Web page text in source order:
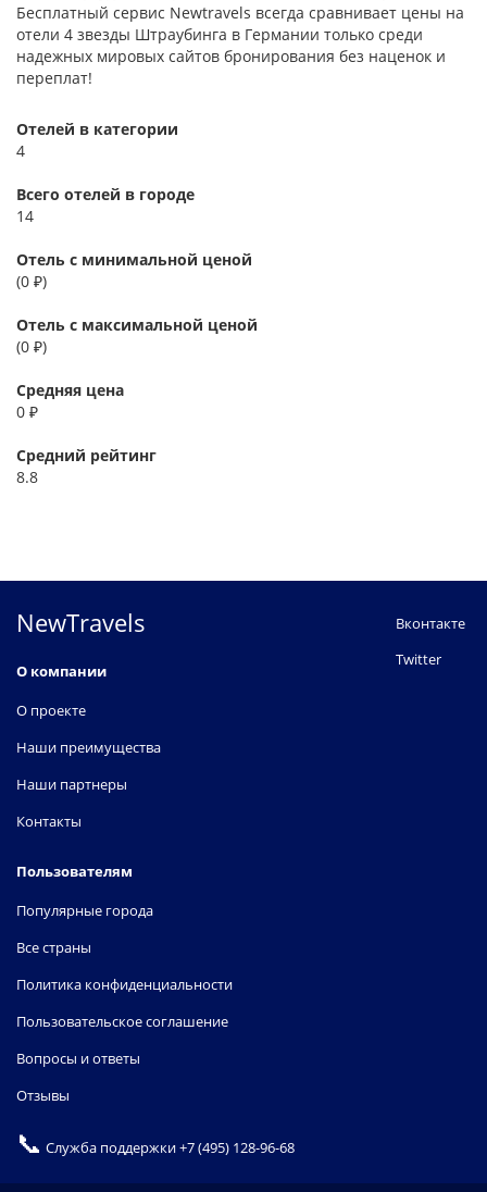
Бесплатный сервис Newtravels всегда сравнивает цены на
отели 4 звезды Штраубинга в Германии только среди
надежных мировых сайтов бронирования без наценок и
переплат!
Отелей в категории
4
Всего отелей в городе
14
Отель с минимальной ценой
(0 ₽)
Отель с максимальной ценой
(0 ₽)
Средняя цена
0 ₽
Средний рейтинг
8.8
NewTravels
О компании
О проекте
Наши преимущества
Наши партнеры
Контакты
Пользователям
Популярные города
Все страны
Политика конфиденциальности
Пользовательское соглашение
Вопросы и ответы
Отзывы
Вконтакте
Twitter
📞 Служба поддержки+7 (495) 128-96-68